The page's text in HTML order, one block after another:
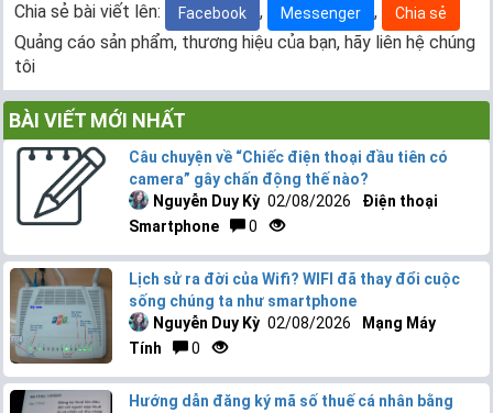
Chia sẻ bài viết lên: Facebook , Messenger , Chia sẻ
Quảng cáo sản phẩm, thương hiệu của bạn, hãy liên hệ chúng
tôi
BÀI VIẾT MỚI NHẤT
Câu chuyện về “Chiếc điện thoại đầu tiên có
camera” gây chấn động thế nào?
Nguyễn Duy Kỳ 02/08/2026
Điện thoại
Smartphone
0
Lịch sử ra đời của Wifi? WIFI đã thay đổi cuộc
sống chúng ta như smartphone
Nguyễn Duy Kỳ 02/08/2026
Mạng Máy
Tính
0
Hướng dẫn đăng ký mã số thuế cá nhân bằng